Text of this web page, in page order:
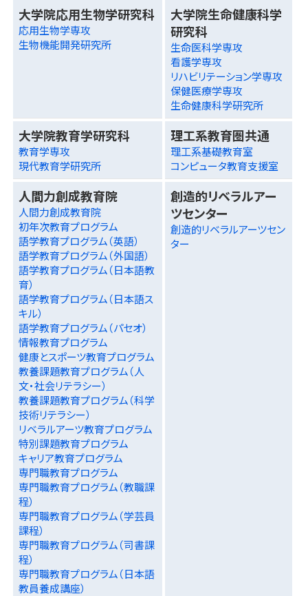
大学院応用生物学研究科
応用生物学専攻
生物機能開発研究所
大学院生命健康科学
研究科
生命医科学専攻
看護学専攻
リハビリテーション学専攻
保健医療学専攻
生命健康科学研究所
大学院教育学研究科
教育学専攻
現代教育学研究所
理工系教育圏共通
理工系基礎教育室
コンピュータ教育支援室
人間力創成教育院
人間力創成教育院
初年次教育プログラム
語学教育プログラム（英語）
語学教育プログラム（外国語）
語学教育プログラム（日本語教
育）
語学教育プログラム（日本語ス
キル）
語学教育プログラム（パセオ）
情報教育プログラム
健康とスポーツ教育プログラム
教養課題教育プログラム（人
文・社会リテラシー）
教養課題教育プログラム（科学
技術リテラシー）
リベラルアーツ教育プログラム
特別課題教育プログラム
キャリア教育プログラム
専門職教育プログラム
専門職教育プログラム（教職課
程）
専門職教育プログラム（学芸員
課程）
専門職教育プログラム（司書課
程）
専門職教育プログラム（日本語
教員養成講座）
創造的リベラルアー
ツセンター
創造的リベラルアーツセン
ター